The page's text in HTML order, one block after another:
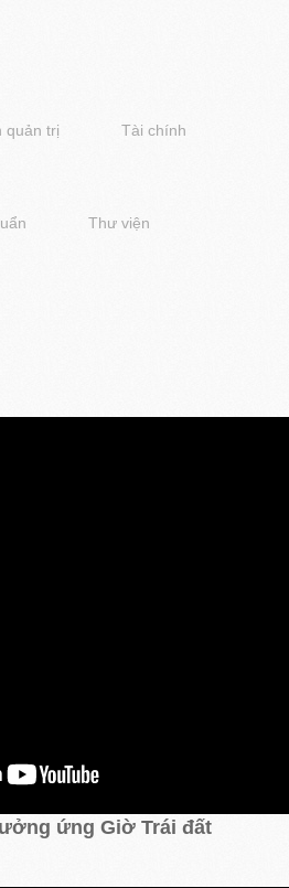
quản trị Tài chính
Thư viện
ứng Giờ Trái đất